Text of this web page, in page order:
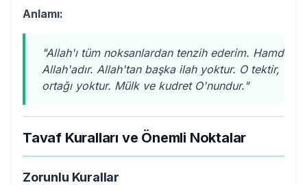
Anlamı:
"Allah'ı tüm noksanlardan tenzih ederim. Hamd
Allah'adır. Allah'tan başka ilah yoktur. O tektir,
ortağı yoktur. Mülk ve kudret O'nundur."
Tavaf Kuralları ve Önemli Noktalar
Zorunlu Kurallar